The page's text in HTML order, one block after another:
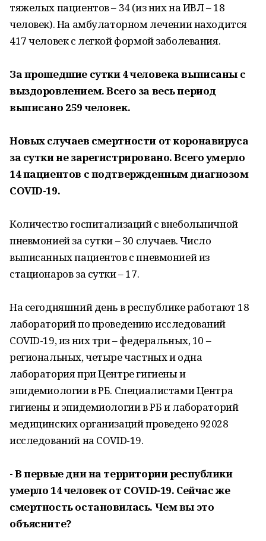
тяжелых пациентов – 34 (из них на ИВЛ – 18
человек). На амбулаторном лечении находится
417 человек с легкой формой заболевания.
За прошедшие сутки 4 человека выписаны с
выздоровлением. Всего за весь период
выписано 259 человек.
Новых случаев смертности от коронавируса
за сутки не зарегистрировано. Всего умерло
14 пациентов с подтвержденным диагнозом
COVID-19.
Количество госпитализаций с внебольничной
пневмонией за сутки – 30 случаев. Число
выписанных пациентов с пневмонией из
стационаров за сутки – 17.
На сегодняшний день в республике работают 18
лабораторий по проведению исследований
COVID-19, из них три – федеральных, 10 –
региональных, четыре частных и одна
лаборатория при Центре гигиены и
эпидемиологии в РБ. Специалистами Центра
гигиены и эпидемиологии в РБ и лабораторий
медицинских организаций проведено 92028
исследований на COVID-19.
- В первые дни на территории республики
умерло 14 человек от COVID-19. Сейчас же
смертность остановилась. Чем вы это
объясните?